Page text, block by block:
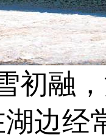
初融
边经